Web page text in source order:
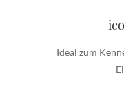
Ideal zum